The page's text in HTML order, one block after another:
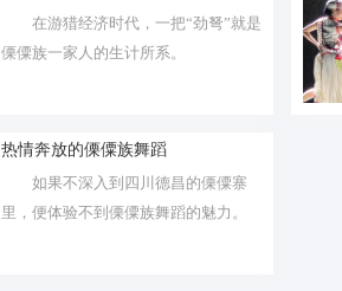
在游猎经济时代，一把“劲弩”就是
傈僳族一家人的生计所系。
热情奔放的傈僳族舞蹈
如果不深入到四川德昌的傈僳寨
里，便体验不到傈僳族舞蹈的魅力。